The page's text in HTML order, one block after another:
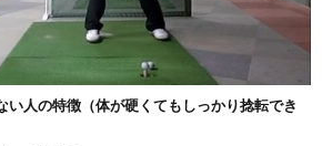
い人の特徴（体が硬くてもしっかり捻転でき